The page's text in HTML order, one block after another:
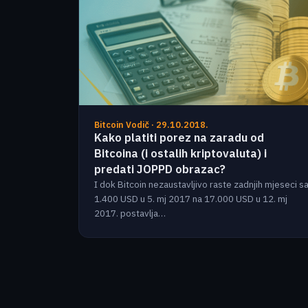
Bitcoin Vodič · 29.10.2018.
Kako platiti porez na zaradu od
Bitcoina (i ostalih kriptovaluta) i
predati JOPPD obrazac?
I dok Bitcoin nezaustavljivo raste zadnjih mjeseci sa
1.400 USD u 5. mj 2017 na 17.000 USD u 12. mj
2017. postavlja…